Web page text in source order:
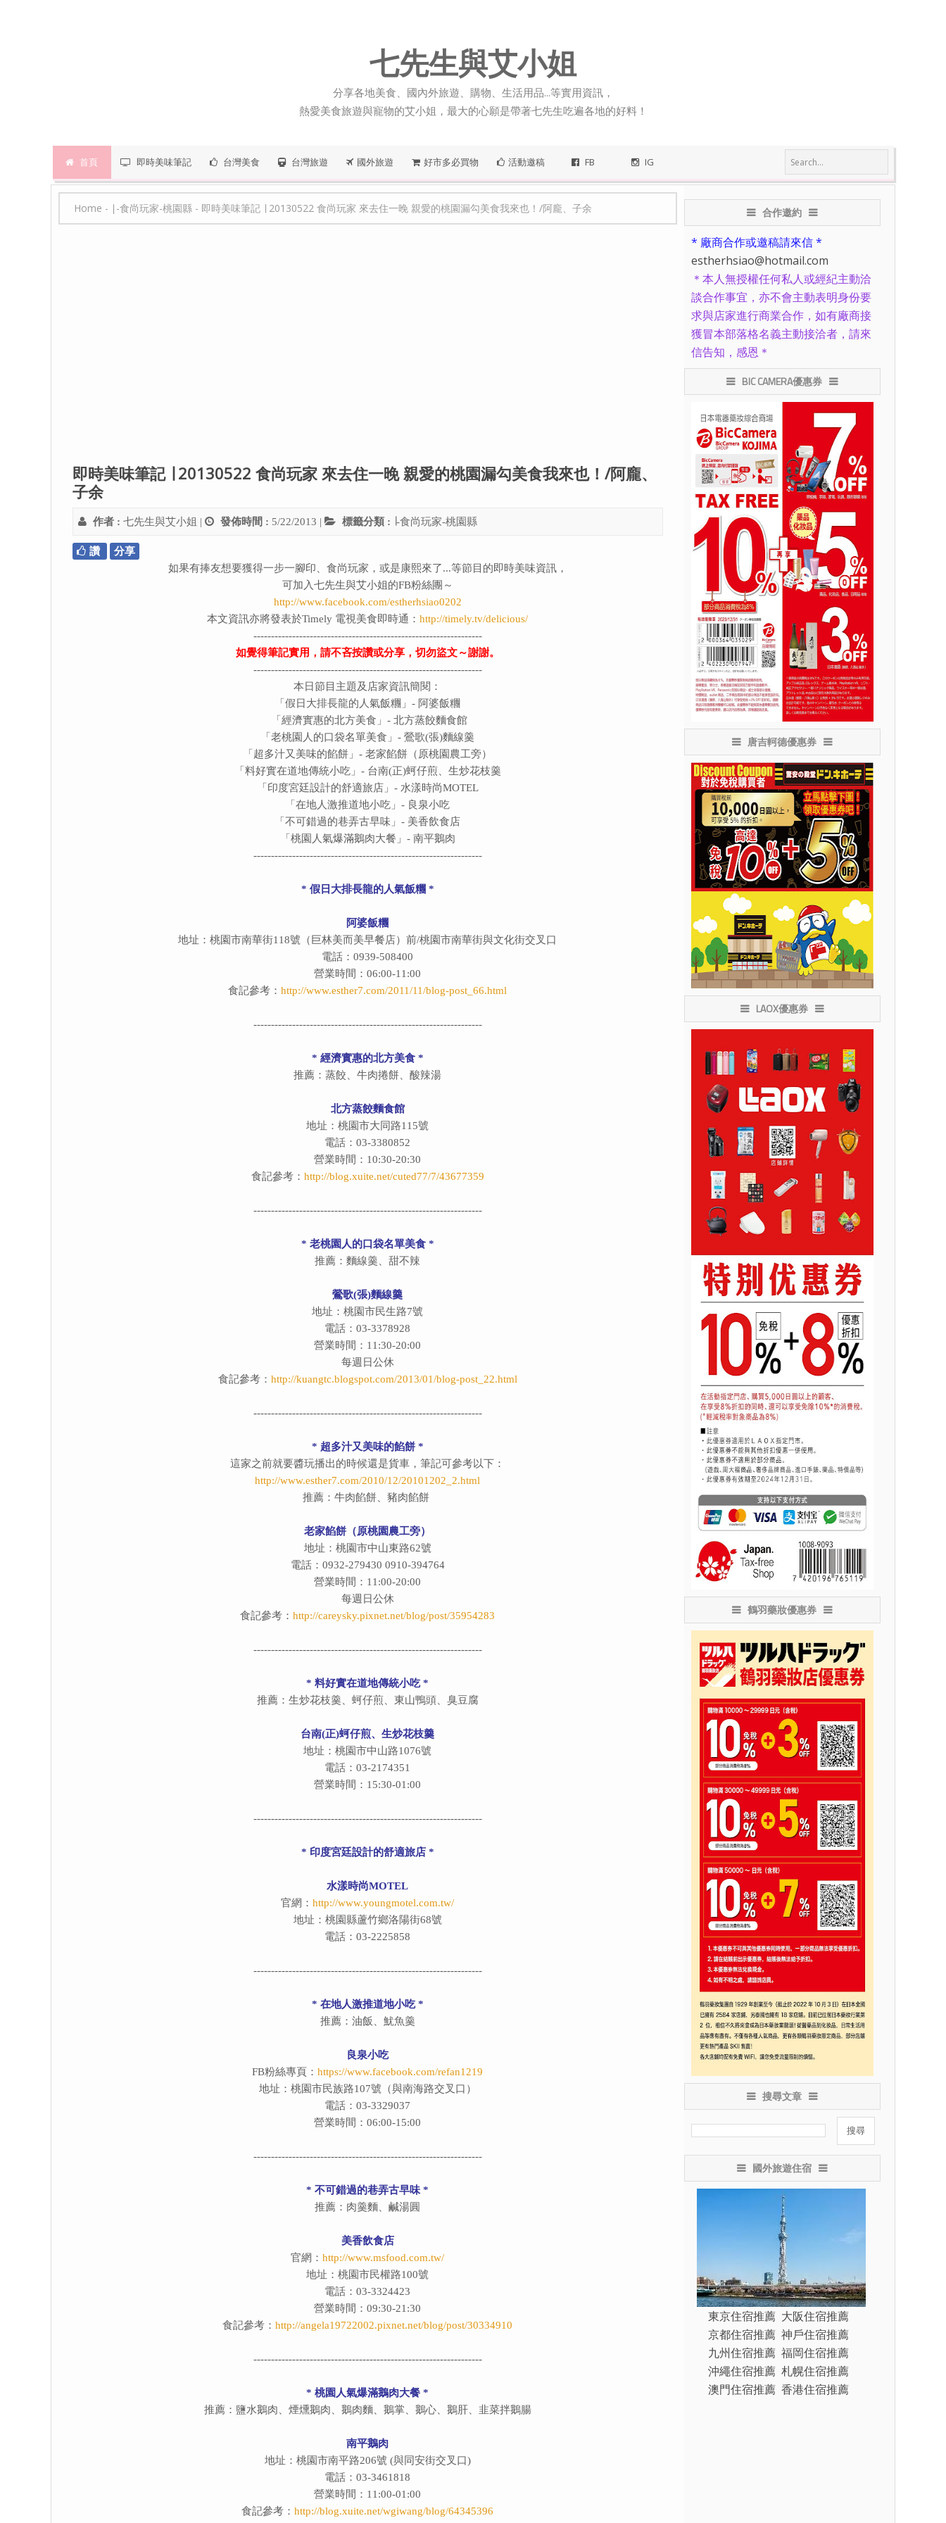
七先生與艾小姐
分享各地美食、國內外旅遊、購物、生活用品...等實用資訊，
熱愛美食旅遊與寵物的艾小姐，最大的心願是帶著七先生吃遍各地的好料！
首頁 即時美味筆記 台灣美食 台灣旅遊 國外旅遊 好市多必買物 活動邀稿 FB IG
Home - ∣-食尚玩家-桃園縣 - 即時美味筆記 ∣ 20130522 食尚玩家 來去住一晚 親愛的桃園漏勾美食我來也！/阿龐、子余
即時美味筆記 ∣ 20130522 食尚玩家 來去住一晚 親愛的桃園漏勾美食我來也！/阿龐、
子余
作者 : 七先生與艾小姐 | 發佈時間 : 5/22/2013 | 標籤分類 : ∣-食尚玩家-桃園縣
讚
分享
如果有捧友想要獲得一步一腳印、食尚玩家，或是康熙來了...等節目的即時美味資訊，
可加入七先生與艾小姐的FB粉絲團～
http://www.facebook.com/estherhsiao0202
本文資訊亦將發表於Timely 電視美食即時通：http://timely.tv/delicious/
-----------------------------------------------------------------
如覺得筆記實用，請不吝按讚或分享，切勿盜文～謝謝。
-----------------------------------------------------------------
本日節目主題及店家資訊簡閱：
「假日大排長龍的人氣飯糰 」- 阿婆飯糰
「經濟實惠的北方美食」- 北方蒸餃麵食館
「老桃園人的口袋名單美食」- 鶯歌(張)麵線羹
「 超多汁又美味的餡餅 」- 老家餡餅（原桃園農工旁）
「 料好實在道地傳統小吃」- 台南(正)蚵仔煎、生炒花枝羹
「印度宮廷設計的舒適旅店」- 水漾時尚MOTEL
「在地人激推道地小吃 」- 良泉小吃
「不可錯過的巷弄古早味 」- 美香飲食店
「桃園人氣爆滿鵝肉大餐」- 南平鵝肉
-----------------------------------------------------------------
* 假日大排長龍的人氣飯糰 *
阿婆飯糰
地址：桃園市南華街118號（巨林美而美早餐店）前/桃園市南華街與文化街交叉口
電話：0939-508400
營業時間：06:00-11:00
食記參考：http://www.esther7.com/2011/11/blog-post_66.html
-----------------------------------------------------------------
* 經濟實惠的北方美食*
推薦：蒸餃、牛肉捲餅、酸辣湯
北方蒸餃麵食館
地址：桃園市大同路115號
電話：03-3380852
營業時間：10:30-20:30
食記參考： http://blog.xuite.net/cuted77/7/43677359
-----------------------------------------------------------------
* 老桃園人的口袋名單美食*
推薦：麵線羹、甜不辣
鶯歌(張)麵線羹
地址：桃園市民生路7號
電話：03-3378928
營業時間：11:30-20:00
每週日公休
食記參考： http://kuangtc.blogspot.com/2013/01/blog-post_22.html
-----------------------------------------------------------------
* 超多汁又美味的餡餅 *
這家之前就要醬玩播出的時候還是貨車，筆記可參考以下：
http://www.esther7.com/2010/12/20101202_2.html
推薦：牛肉餡餅、豬肉餡餅
老家餡餅 （原桃園農工旁）
地址：桃園市中山東路62號
電話：0932-279430 0910-394764
營業時間：11:00-20:00
每週日公休
食記參考：http://careysky.pixnet.net/blog/post/35954283
-----------------------------------------------------------------
* 料好實在道地傳統小吃 *
推薦：生炒花枝羹、蚵仔煎、東山鴨頭、臭豆腐
台南(正)蚵仔煎、生炒花枝羹
地址：桃園市中山路1076號
電話：03-2174351
營業時間：15:30-01:00
-----------------------------------------------------------------
* 印度宮廷設計的舒適旅店 *
水漾時尚MOTEL
官網：http://www.youngmotel.com.tw/
地址：桃園縣蘆竹鄉洛陽街68號
電話：03-2225858
-----------------------------------------------------------------
* 在地人激推道地小吃 *
推薦：油飯、魷魚羹
良泉小吃
FB粉絲專頁：https://www.facebook.com/refan1219
地址：桃園市民族路107號（與南海路交叉口）
電話：03-3329037
營業時間：06:00-15:00
-----------------------------------------------------------------
* 不可錯過的巷弄古早味 *
推薦：肉羹麵、鹹湯圓
美香飲食店
官網：http://www.msfood.com.tw/
地址：桃園市民權路100號
電話：03-3324423
營業時間：09:30-21:30
食記參考：http://angela19722002.pixnet.net/blog/post/30334910
-----------------------------------------------------------------
*桃園人氣爆滿鵝肉大餐 *
推薦：鹽水鵝肉、煙燻鵝肉、鵝肉麵、鵝掌、鵝心、鵝肝、韭菜拌鵝腸
南平鵝肉
地址：桃園市南平路206號 (與同安街交叉口)
電話：03-3461818
營業時間：11:00-01:00
食記參考：http://blog.xuite.net/wgiwang/blog/64345396
合作邀約
* 廠商合作或邀稿請來信 *
estherhsiao@hotmail.com
＊本人無授權任何私人或經紀主動洽
談合作事宜，亦不會主動表明身份要
求與店家進行商業合作，如有廠商接
獲冒本部落格名義主動接洽者，請來
信告知，感恩＊
BIC CAMERA優惠券
唐吉軻德優惠券
LAOX優惠券
鶴羽藥妝優惠券
搜尋文章
國外旅遊住宿
東京住宿推薦 大阪住宿推薦
京都住宿推薦 神戶住宿推薦
九州住宿推薦 福岡住宿推薦
沖繩住宿推薦 札幌住宿推薦
澳門住宿推薦 香港住宿推薦